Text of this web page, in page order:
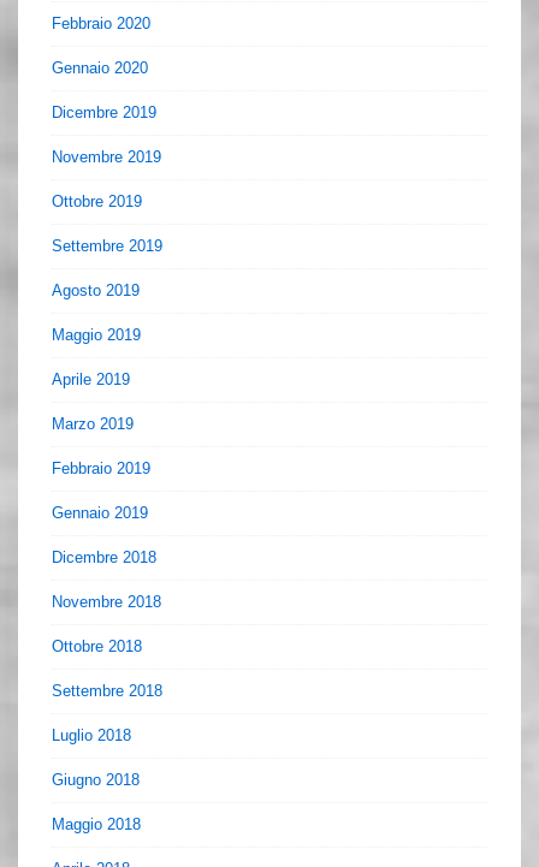
Febbraio 2020
Gennaio 2020
Dicembre 2019
Novembre 2019
Ottobre 2019
Settembre 2019
Agosto 2019
Maggio 2019
Aprile 2019
Marzo 2019
Febbraio 2019
Gennaio 2019
Dicembre 2018
Novembre 2018
Ottobre 2018
Settembre 2018
Luglio 2018
Giugno 2018
Maggio 2018